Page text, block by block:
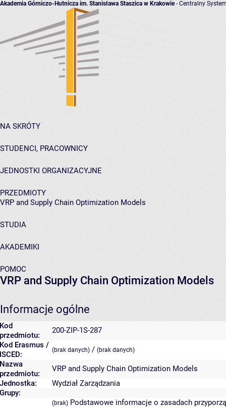
Akademia Górniczo-Hutnicza im. Stanisława Staszica w Krakowie- Centralny
NA SKRÓTY
STUDENCI, PRACOWNICY
JEDNOSTKI ORGANIZACYJNE
PRZEDMIOTY
VRP and Supply Chain Optimization Models
STUDIA
AKADEMIKI
POMOC
VRP and Supply Chain Optimization Models
Informacje ogólne
Kod
przedmiotu:
200-ZIP-1S-287
Kod Erasmus /
ISCED:
(brak danych) / (brak danych)
Nazwa
przedmiotu:
VRP and Supply Chain Optimization Models
Jednostka:
Wydział Zarządzania
Grupy:
(brak) Podstawowe informacje o zasadach